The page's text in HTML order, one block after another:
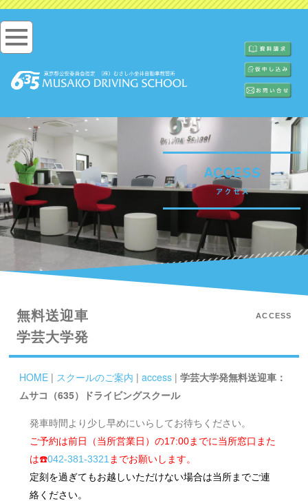
無料送迎車
学芸大学発
ACCESS
HOME | スクールのご案内 |access |学芸大学発無料送迎車：
ムサコ（635）ドライビングスクール
発車時間より少し早めにいらしてお待ちください。
ご予約は前日（当所営業日）の17:00までに当所窓口また
は☎️042-381-3321 までお願いします。
定刻を過ぎてもお越しいただけない場合は当所までご連
絡ください。